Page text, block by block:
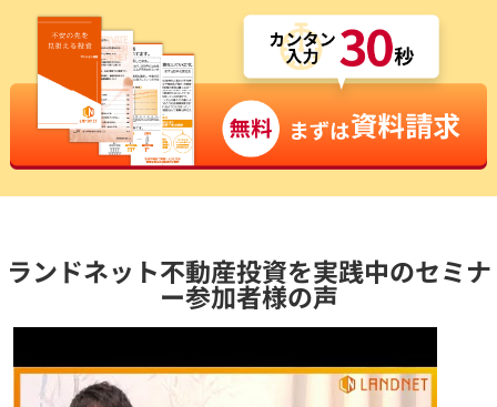
ランドネット不動産投資を実践中のセミナ
ー参加者様の声